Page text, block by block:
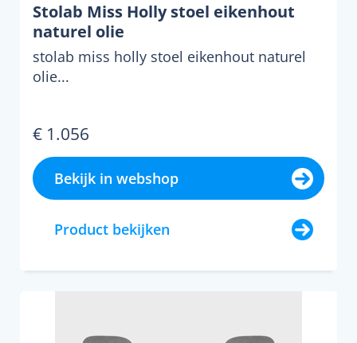
Stolab Miss Holly stoel eikenhout
naturel olie
stolab miss holly stoel eikenhout naturel
olie...
€ 1.056
Bekijk in webshop
Product bekijken